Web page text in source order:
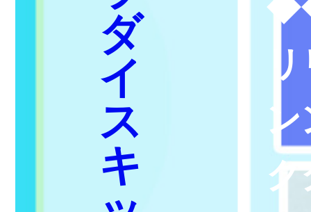
ダ
イ
ス
キ
◆
リ
ン
ク